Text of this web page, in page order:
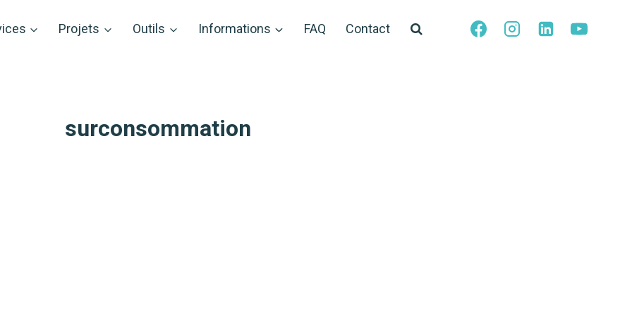
Projets Outils Informations FAQ Contact
surconsommation